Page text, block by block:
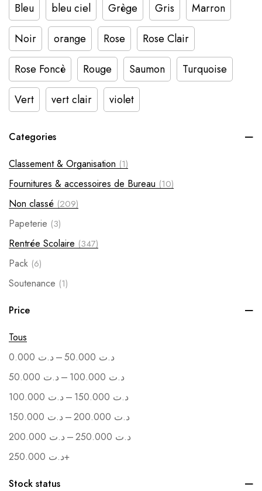
Bleu bleu ciel Grège Gris
Marron
Noir
orange Rose
Rose Clair
Rose Foncè
Rouge Saumon
Turquoise
Vert
vert clair violet
Categories
Classement & Organisation (1)
Fournitures & accessoires de Bureau (10)
Non classé (209)
Papeterie (3)
Rentrée Scolaire (347)
Pack (6)
Soutenance (1)
Vente en Gros
Price
Tous
د.ت – د.ت
د.ت – د.ت
د.ت – د.ت
د.ت – د.ت
د.ت – د.ت
د.ت+
Stock status